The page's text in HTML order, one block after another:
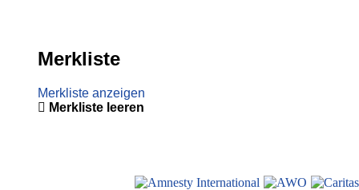
Merkliste
Merkliste anzeigen
Merkliste leeren